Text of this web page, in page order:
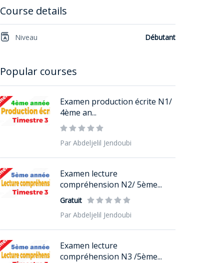
Course details
Niveau Débutant
Popular courses
Examen production écrite N1/
4ème an...
Par Abdeljelil Jendoubi
Examen lecture
compréhension N2/ 5ème...
Gratuit
Par Abdeljelil Jendoubi
Examen lecture
compréhension N3 /5ème...